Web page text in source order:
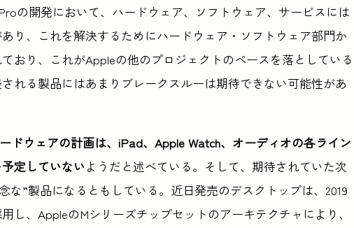
の開発において、ハードウェア、ソフトウェア、サービスには
り、これを解決するためにハードウェア・ソフトウェア部門か
おり、これがAppleの他のプロジェクトのペースを落としている
れる製品にはあまりブレークスルーは期待できない可能性があ
ドウェアの計画は、iPad、Apple Watch、オーディオの各ライン
定していないようだと述べている。そして、期待されていた次
な”製品になるともしている。近日発売のデスクトップは、2019
し、AppleのMシリーズチップセットのアーキテクチャにより、